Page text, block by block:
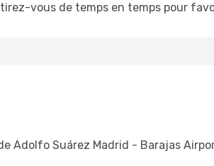
vous de temps en temps pour
Adolfo Suárez Madrid - Barajas